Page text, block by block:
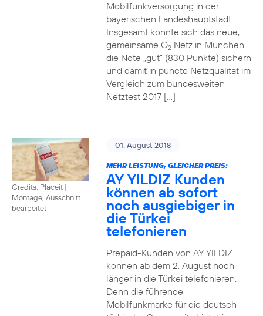
Mobilfunkversorgung in der
bayerischen Landeshauptstadt.
Insgesamt konnte sich das neue,
gemeinsame O2Netz in München
die Note „gut“ (830 Punkte) sichern
und damit in puncto Netzqualität im
Vergleich zum bundesweiten
Netztest 2017 […]
Credits: Placeit |
Montage, Ausschnitt
bearbeitet
01. August 2018
MEHR LEISTUNG, GLEICHER PREIS:
AY YILDIZ Kunden
können ab sofort
noch ausgiebiger in
die Türkei
telefonieren
Prepaid-Kunden von AY YILDIZ
können ab dem 2. August noch
länger in die Türkei telefonieren.
Denn die führende
Mobilfunkmarke für die deutsch-